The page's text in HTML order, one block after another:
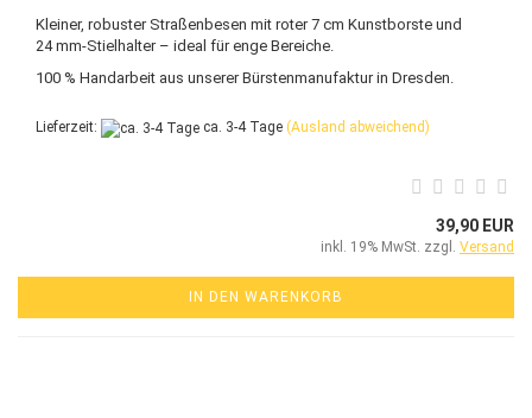
Kleiner, robuster Straßenbesen mit roter 7 cm Kunstborste und
24 mm-Stielhalter – ideal für enge Bereiche.
100 % Handarbeit aus unserer Bürstenmanufaktur in Dresden.
Lieferzeit: ca. 3-4 Tage (Ausland abweichend)
39,90 EUR
inkl. 19% MwSt. zzgl. Versand
IN DEN WARENKORB